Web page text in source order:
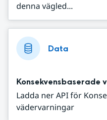
denna vägled...
Data
Konsekvensbaserade
Ladda ner API för
vädervarningar